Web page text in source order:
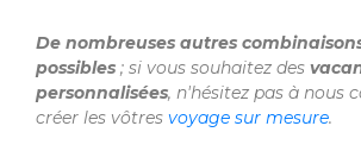
De nombreuses autres
possibles ; si vous souhaitez des
personnalisées, n'hésitez pas à nous
créer les vôtres voyage sur mesure.